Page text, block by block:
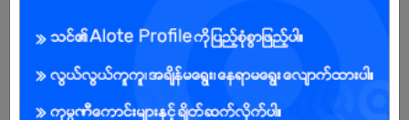
မြန်မာ့ပဲမျိုးစုံနှင့်နှမ်းမျိုးစုံထုတ်လုပ်တင်ပို့သောကုမ္ပဏီ
သက်တမ်းကုန်သွားပါပြီ